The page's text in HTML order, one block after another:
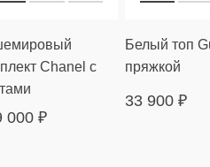
Chanel с
000 ₽
Белый топ
пряжкой
33 900 ₽